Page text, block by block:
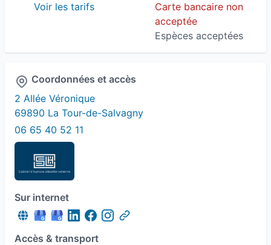
Hypnose Ericksonienne Lâcher prise
Préparation Mentale
Sevrage tabagique
Voir les tarifs
Carte bancaire non
acceptée
Espèces acceptées
Coordonnées et accès
2 Allée Véronique
69890 La Tour-de-Salvagny
06 65 40 52 11
Sur internet
Accès & transport